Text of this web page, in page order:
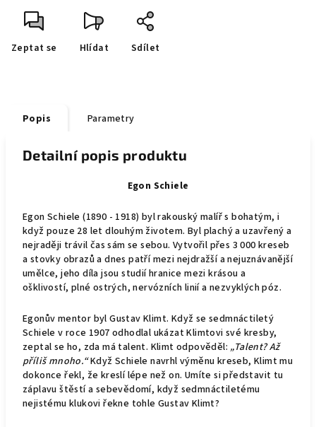
Zeptat se Hlídat Sdílet
Popis Parametry
Detailní popis produktu
Egon Schiele
Egon Schiele (1890 - 1918) byl rakouský malíř s bohatým, i
když pouze 28 let dlouhým životem. Byl plachý a uzavřený a
nejraději trávil čas sám se sebou. Vytvořil přes 3 000 kreseb
a stovky obrazů a dnes patří mezi nejdražší a nejuznávanější
umělce, jeho díla jsou studií hranice mezi krásou a
ošklivostí, plné ostrých, nervózních linií a nezvyklých póz.
Egonův mentor byl Gustav Klimt. Když se sedmnáctiletý
Schiele v roce 1907 odhodlal ukázat Klimtovi své kresby,
zeptal se ho, zda má talent. Klimt odpověděl:„Talent? Až
příliš mnoho.“Když Schiele navrhl výměnu kreseb, Klimt mu
dokonce řekl, že kreslí lépe než on. Umíte si představit tu
záplavu štěstí a sebevědomí, když sedmnáctiletému
nejistému klukovi řekne tohle Gustav Klimt?